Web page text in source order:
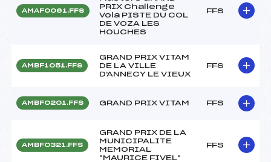
AMAF0061.FFS
PRIX Challenge
Vola PISTE DU COL
DE VOZA LES
HOUCHES
FFS
AMBF1051.FFS
GRAND PRIX VITAM
DE LA VILLE
D'ANNECY LE VIEUX
FFS
AMBF0201.FFS GRAND PRIX VITAM FFS
AMBF0321.FFS
GRAND PRIX DE LA
MUNICIPALITE
MEMORIAL
"MAURICE FIVEL"
FFS